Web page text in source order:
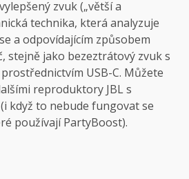
zvuk („větší a
technika, která analyzuje
a odpovídajícím způsobem
stejně jako bezeztrátový zvuk s
USB-C. Můžete
reproduktory JBL s
když to nebude fungovat se
používají PartyBoost).